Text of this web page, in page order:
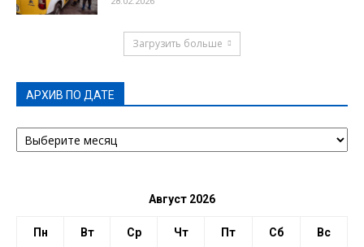
Загрузить больше
АРХИВ ПО ДАТЕ
АРХИВ
ПО
Август 2026
Пн Вт Ср Чт Пт Сб Вс